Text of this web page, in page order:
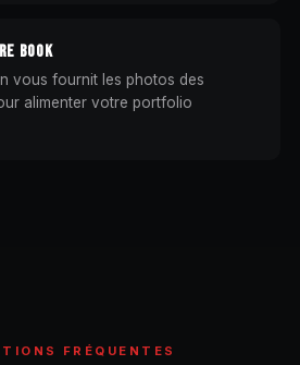
BOOK
vous fournit les photos des
alimenter votre portfolio
FRÉQUENTES